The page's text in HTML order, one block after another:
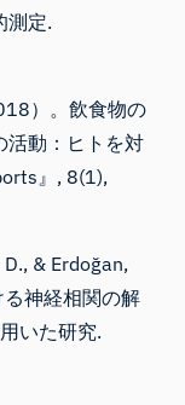
測定.
）。飲食物の
活動：ヒトを対
』, 8(1),
D., & Erdoğan,
神経相関の解
いた研究.